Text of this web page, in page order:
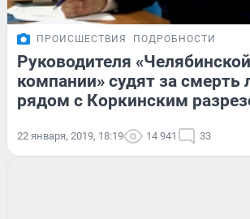
ПРОИСШЕСТВИЯ ПОДРОБНОСТИ
Руководителя
компании» судят за смерть
рядом с Коркинским
22 января, 2019, 18:19 14 941 33